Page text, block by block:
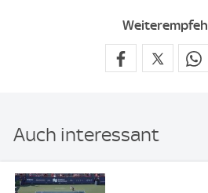
Auch interessant